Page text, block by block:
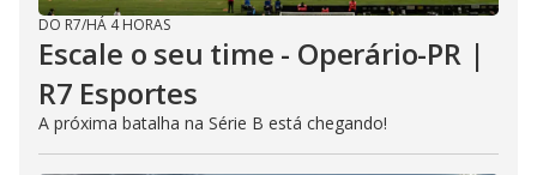
DO R7/HÁ 4 HORAS
Escale o seu time - Operário-PR |
R7 Esportes
A próxima batalha na Série B está chegando!